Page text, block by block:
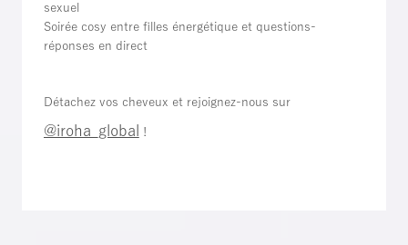
sexuel
Soirée cosy entre filles énergétique et questions-
réponses en direct
Détachez vos cheveux et rejoignez-nous sur
@iroha_global !